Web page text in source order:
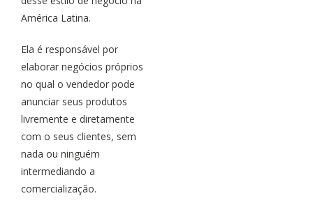
América Latina.
Ela é responsável por
elaborar negócios próprios
no qual o vendedor pode
anunciar seus produtos
livremente e diretamente
com o seus clientes, sem
nada ou ninguém
intermediando a
comercialização.